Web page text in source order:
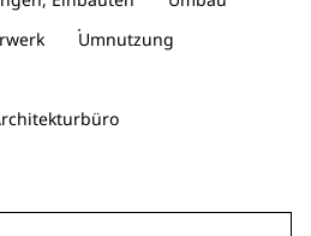
Umnutzung